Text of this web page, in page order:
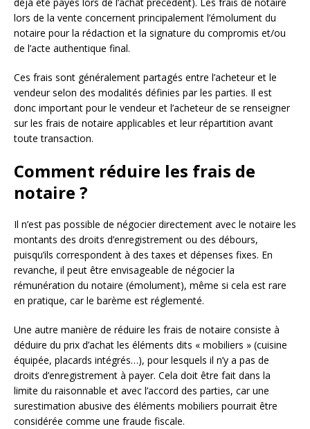
déjà été payés lors de l’achat précédent). Les frais de notaire
lors de la vente concernent principalement l’émolument du
notaire pour la rédaction et la signature du compromis et/ou
de l’acte authentique final.
Ces frais sont généralement partagés entre l’acheteur et le
vendeur selon des modalités définies par les parties. Il est
donc important pour le vendeur et l’acheteur de se renseigner
sur les frais de notaire applicables et leur répartition avant
toute transaction.
Comment réduire les frais de
notaire ?
Il n’est pas possible de négocier directement avec le notaire les
montants des droits d’enregistrement ou des débours,
puisqu’ils correspondent à des taxes et dépenses fixes. En
revanche, il peut être envisageable de négocier la
rémunération du notaire (émolument), même si cela est rare
en pratique, car le barème est réglementé.
Une autre manière de réduire les frais de notaire consiste à
déduire du prix d’achat les éléments dits « mobiliers » (cuisine
équipée, placards intégrés…), pour lesquels il n’y a pas de
droits d’enregistrement à payer. Cela doit être fait dans la
limite du raisonnable et avec l’accord des parties, car une
surestimation abusive des éléments mobiliers pourrait être
considérée comme une fraude fiscale.